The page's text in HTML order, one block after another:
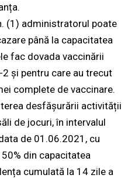
(1) administratorul poate
până la capacitatea
fac dovada vaccinării
și pentru care au trecut
complete de vaccinare.
desfășurării activității
de jocuri, în intervalul
de 01.06.2021, cu
din capacitatea
cumulată la 14 zile a